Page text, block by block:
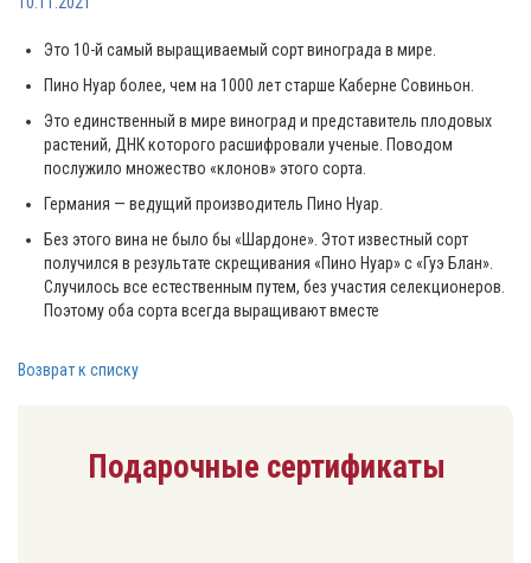
Это 10-й самый выращиваемый сорт винограда в мире.
Пино Нуар более, чем на 1000 лет старше Каберне Совиньон.
Это единственный в мире виноград и представитель плодовых
растений, ДНК которого расшифровали ученые. Поводом
послужило множество «клонов» этого сорта.
Германия — ведущий производитель Пино Нуар.
Без этого вина не было бы «Шардоне». Этот известный сорт
получился в результате скрещивания «Пино Нуар» с «Гуэ Блан».
Случилось все естественным путем, без участия селекционеров.
Поэтому оба сорта всегда выращивают вместе
Возврат к списку
Подарочные сертификаты